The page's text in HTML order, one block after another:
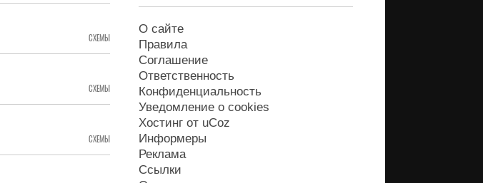
СХЕМЫ
СХЕМЫ
СХЕМЫ
О сайте
Правила
Соглашение
Ответственность
Конфиденциальность
Уведомление о cookies
Хостинг от uCoz
Информеры
Реклама
Ссылки